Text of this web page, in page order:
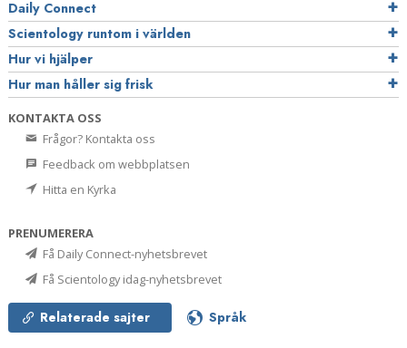
Daily Connect
Scientology runtom i världen
Hur vi hjälper
Hur man håller sig frisk
KONTAKTA OSS
Frågor? Kontakta oss
Feedback om webbplatsen
Hitta en Kyrka
PRENUMERERA
Få Daily Connect-nyhetsbrevet
Få Scientology idag-nyhetsbrevet
Relaterade sajter Språk